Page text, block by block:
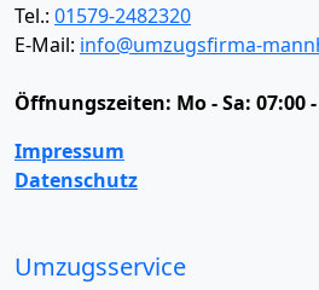
Tel.: 01579-2482320
E-Mail: info@umzugsfirma-
Öffnungszeiten: Mo - Sa: 07:00
Impressum
Datenschutz
Umzugsservice